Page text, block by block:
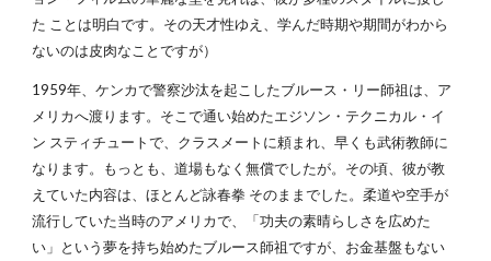
た ことは明白です。その天才性ゆえ、学んだ時期や期間がわから
ないのは皮肉なことですが）
1959年、ケンカで警察沙汰を起こしたブルース・リー師祖は、ア
メリカへ渡ります。そこで通い始めたエジソン・テクニカル・イ
ン スティチュートで、クラスメートに頼まれ、早くも武術教師に
なります。もっとも、道場もなく無償でしたが。その頃、彼が教
えていた内容は、ほとんど詠春拳 そのままでした。柔道や空手が
流行していた当時のアメリカで、「功夫の素晴らしさを広めた
い」という夢を持ち始めたブルース師祖ですが、お金基盤もない